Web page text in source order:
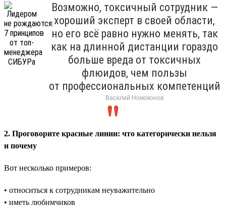
Возможно, токсичный сотрудник —
хороший эксперт в своей области,
но его всё равно нужно менять, так
как на длинной дистанции гораздо
больше вреда от токсичных
флюидов, чем пользы
от профессиональных компетенций
Василий Номоконов
2. Проговорите красные линии: что категорически нельзя
и почему
Вот несколько примеров:
• относиться к сотрудникам неуважительно
• иметь любимчиков